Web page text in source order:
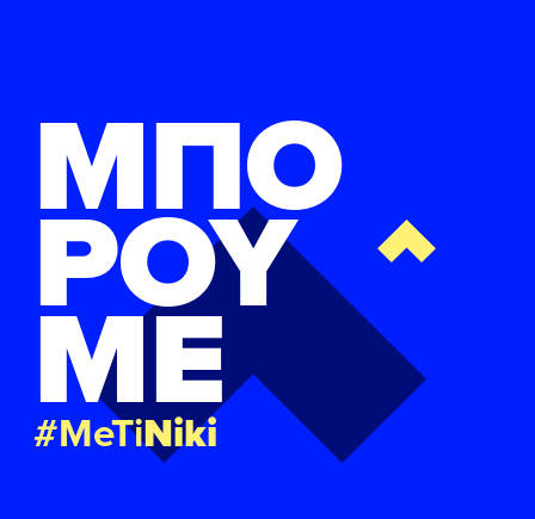
ΜΠΟ
ΡΟΥ
ΜΕ
#MeTiNiki